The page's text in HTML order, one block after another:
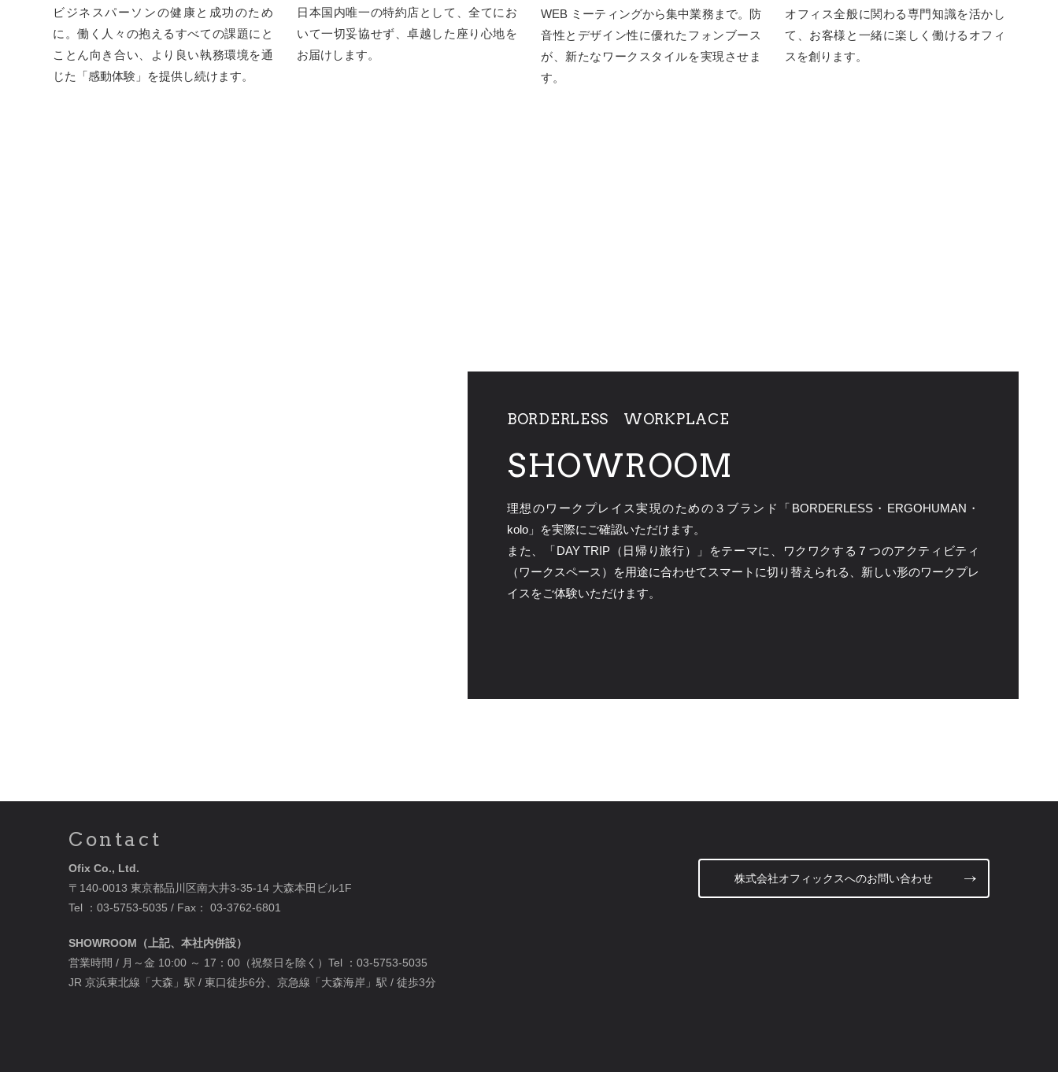
ビジネスパーソンの健康と成功のため
に。働く人々の抱えるすべての課題にと
ことん向き合い、より良い執務環境を通
じた「感動体験」を提供し続けます。
日本国内唯⼀の特約店として、全てにお
いて⼀切妥協せず、卓越した座り心地を
お届けします。
WEB ミーティングから集中業務まで。防
音性とデザイン性に優れたフォンブース
が、新たなワークスタイルを実現させま
す。
オフィス全般に関わる専門知識を活かし
て、お客様と⼀緒に楽しく働けるオフィ
スを創ります。
BORDERLESS WORKPLACE
SHOWROOM
理想のワークプレイス実現のための３ブランド「BORDERLESS・ERGOHUMAN・
kolo」を実際にご確認いただけます。
また、「DAY TRIP（日帰り旅行）」をテーマに、ワクワクする７つのアクティビティ
（ワークスペース）を用途に合わせてスマートに切り替えられる、新しい形のワークプレ
イスをご体験いただけます。
Contact
Ofix Co., Ltd.
〒140-0013 東京都品川区南大井3-35-14 大森本田ビル1F
Tel ： 03-5753-5035 / Fax： 03-3762-6801
SHOWROOM（上記、本社内併設）
営業時間 / 月～金 10:00 ～ 17：00（祝祭日を除く）Tel ： 03-5753-5035
JR 京浜東北線「大森」駅 / 東口徒歩6分、京急線「大森海岸」駅 / 徒歩3分
株式会社オフィックスへのお問い合わせ